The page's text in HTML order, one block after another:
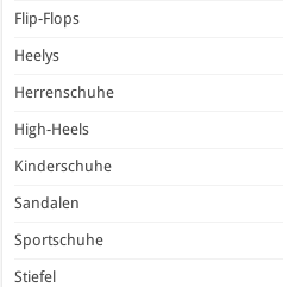
Flip-Flops
Heelys
Herrenschuhe
High-Heels
Kinderschuhe
Sandalen
Sportschuhe
Stiefel